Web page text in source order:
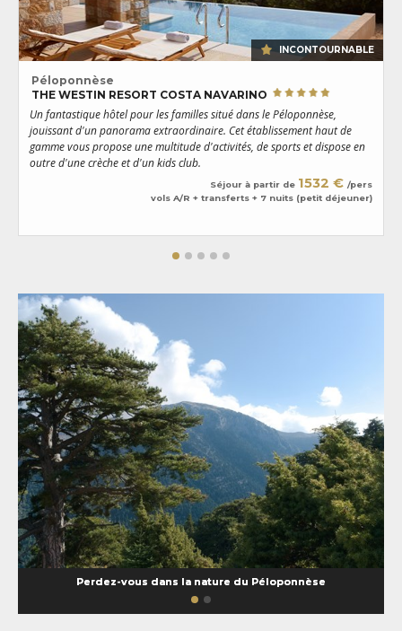
INCONTOURNABLE
Péloponnèse
THE WESTIN RESORT COSTA NAVARINO
Un fantastique hôtel pour les familles situé dans le Péloponnèse,
jouissant d'un panorama extraordinaire. Cet établissement haut de
gamme vous propose une multitude d'activités, de sports et dispose en
outre d'une crèche et d'un kids club.
Séjour à partir de 1532 € /pers
vols A/R + transferts + 7 nuits (petit déjeuner)
Perdez-vous dans la nature du Péloponnèse